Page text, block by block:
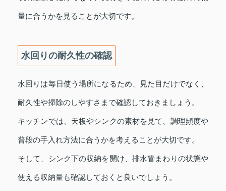
量に合うかを見ることが大切です。
水回りの耐久性の確認
水回りは毎日使う場所になるため、見た目だけでなく、
耐久性や掃除のしやすさまで確認しておきましょう。
キッチンでは、天板やシンクの素材を見て、調理頻度や
普段の手入れ方法に合うかを考えることが大切です。
そして、シンク下の収納を開け、排水管まわりの状態や
使える収納量も確認しておくと良いでしょう。